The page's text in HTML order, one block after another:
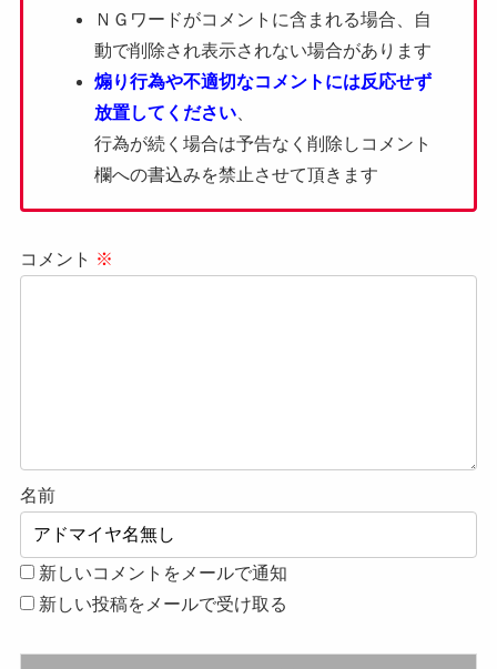
ＮＧワードがコメントに含まれる場合、自
動で削除され表示されない場合があります
煽り行為や不適切なコメントには反応せず
放置してください
行為が続く場合は予告なく削除しコメント
欄への書込みを禁止させて頂きます
コメント ※
名前
新しいコメントをメールで通知
新しい投稿をメールで受け取る